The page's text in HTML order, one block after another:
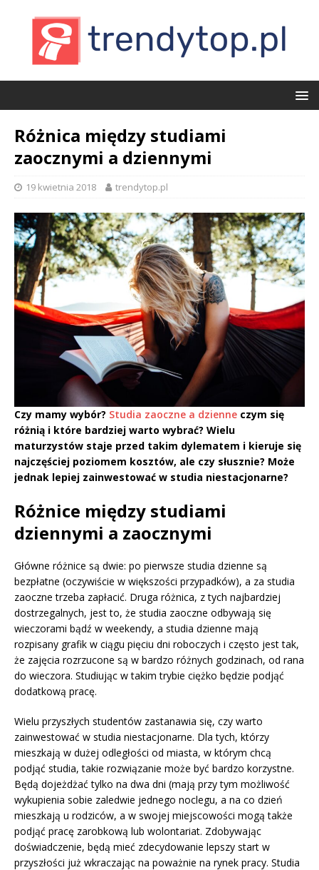
Różnica między studiami
zaocznymi a dziennymi
19 kwietnia 2018 trendytop.pl
Czy mamy wybór? Studia zaoczne a dzienne czym się
różnią i które bardziej warto wybrać? Wielu
maturzystów staje przed takim dylematem i kieruje się
najczęściej poziomem kosztów, ale czy słusznie? Może
jednak lepiej zainwestować w studia niestacjonarne?
Różnice między studiami
dziennymi a zaocznymi
Główne różnice są dwie: po pierwsze studia dzienne są
bezpłatne (oczywiście w większości przypadków), a za studia
zaoczne trzeba zapłacić. Druga różnica, z tych najbardziej
dostrzegalnych, jest to, że studia zaoczne odbywają się
wieczorami bądź w weekendy, a studia dzienne mają
rozpisany grafik w ciągu pięciu dni roboczych i często jest tak,
że zajęcia rozrzucone są w bardzo różnych godzinach, od rana
do wieczora. Studiując w takim trybie ciężko będzie podjąć
dodatkową pracę.
Wielu przyszłych studentów zastanawia się, czy warto
zainwestować w studia niestacjonarne. Dla tych, którzy
mieszkają w dużej odległości od miasta, w którym chcą
podjąć studia, takie rozwiązanie może być bardzo korzystne.
Będą dojeżdżać tylko na dwa dni (mają przy tym możliwość
wykupienia sobie zaledwie jednego noclegu, a na co dzień
mieszkają u rodziców, a w swojej miejscowości mogą także
podjąć pracę zarobkową lub wolontariat. Zdobywając
doświadczenie, będą mieć zdecydowanie lepszy start w
przyszłości już wkraczając na poważnie na rynek pracy. Studia